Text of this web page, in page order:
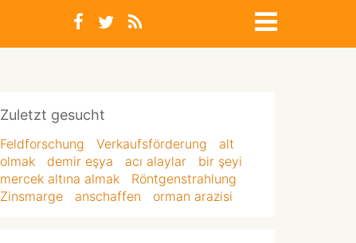
Zuletzt gesucht
Feldforschung Verkaufsförderung
alt
olmak
demir eşya acı alaylar
bir şeyi
mercek altına almak
Röntgenstrahlung
Zinsmarge
anschaffen orman arazisi